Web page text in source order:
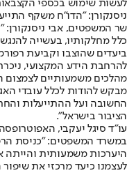
לעשות שימוש בכספי
ניסנקורן: "הדו"ח משקף
שר המשפטים, אבי
כלל מחלקותיו, בעשייה
ביעדים שהוצבו וקביעת
להרחבת הידע המקצועי,
מהלכים משמעותיים לצמצום
מבקש להודות לכלל עובדי
החשובה ועל ההתייעלות
הציבור בישראל".
עו"ד סיגל יעקבי,
במשרד המשפטים: "כניסת
היערכות משמעותית והייתה
לעצמנו כיעד מרכזי את